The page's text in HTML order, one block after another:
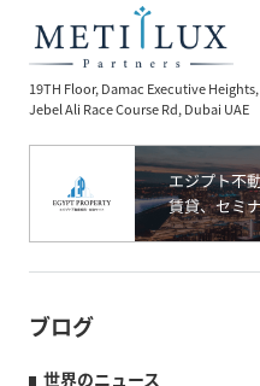
19TH Floor, Damac Executive Heights,
Jebel Ali Race Course Rd, Dubai UAE
ブログ
世界のニュース